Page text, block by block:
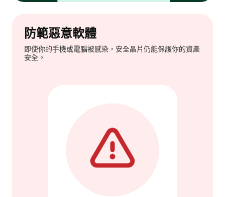
防範惡意軟體
即使你的手機或電腦被感染，安全晶片仍能保護你的資產
安全。